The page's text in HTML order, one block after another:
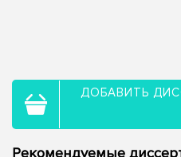
ДОБАВИТЬ
Рекомендуемые